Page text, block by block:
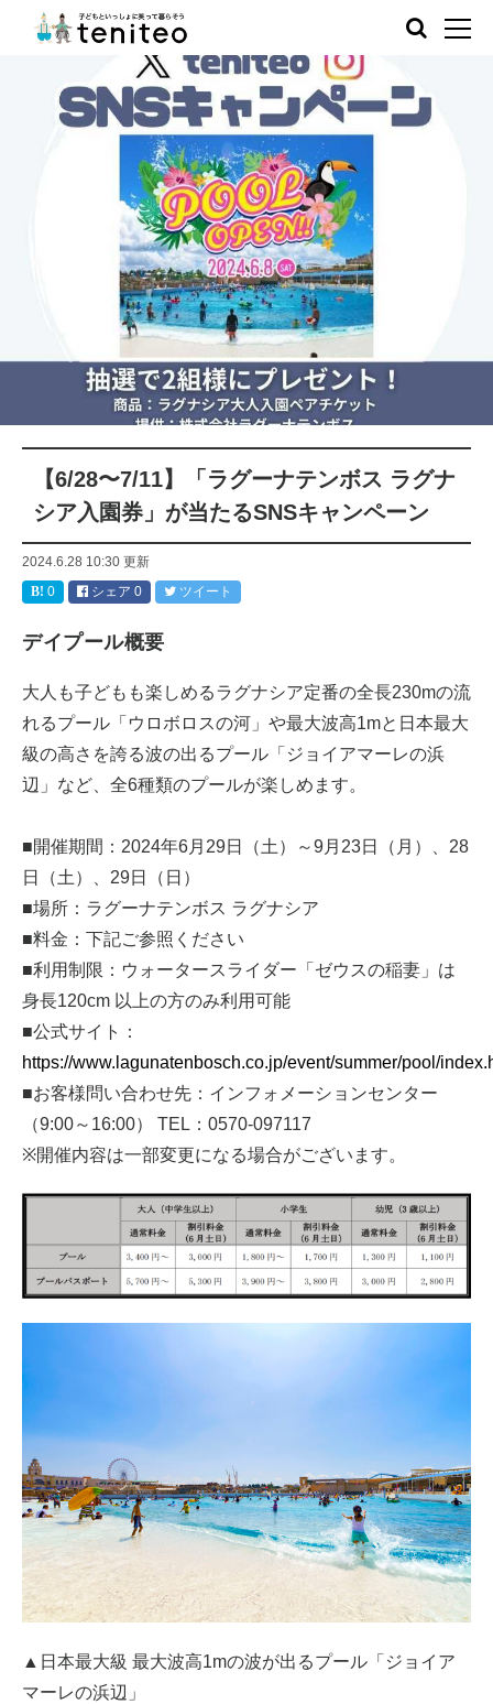
【6/28〜7/11】「ラグーナテンボス ラグナ
シア入園券」が当たるSNSキャンペーン
2024.6.28 10:30 更新
0
シェア 0 ツイート
デイプール概要
大人も子どもも楽しめるラグナシア定番の全長230mの流
れるプール「ウロボロスの河」や最大波高1mと日本最大
級の高さを誇る波の出るプール「ジョイアマーレの浜
辺」など、全6種類のプールが楽しめます。
■開催期間：2024年6月29日（土）～9月23日（月）、28
日（土）、29日（日）
■場所：ラグーナテンボス ラグナシア
■料金：下記ご参照ください
■利用制限：ウォータースライダー「ゼウスの稲妻」は
身長120cm 以上の方のみ利用可能
■公式サイト：
https://www.lagunatenbosch.co.jp/event/summer/pool/
■お客様問い合わせ先：インフォメーションセンター
（9:00～16:00） TEL：0570-097117
※開催内容は一部変更になる場合がございます。
▲日本最大級 最大波高1mの波が出るプール「ジョイア
マーレの浜辺」